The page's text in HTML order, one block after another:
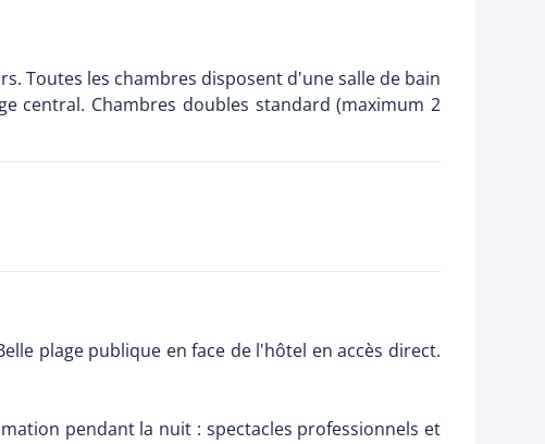
Toutes les chambres disposent d'une salle de bain
central. Chambres doubles standard (maximum 2
plage publique en face de l'hôtel en accès direct.
pendant la nuit : spectacles professionnels et